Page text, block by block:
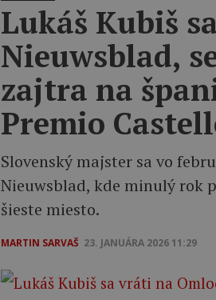
Lukáš Kubiš
Nieuwsblad,
zajtra na
Premio
Slovenský majster sa vo
Nieuwsblad, kde minulý rok
šieste miesto.
MARTIN SARVAŠ 23. JANUÁRA 2026 11:29